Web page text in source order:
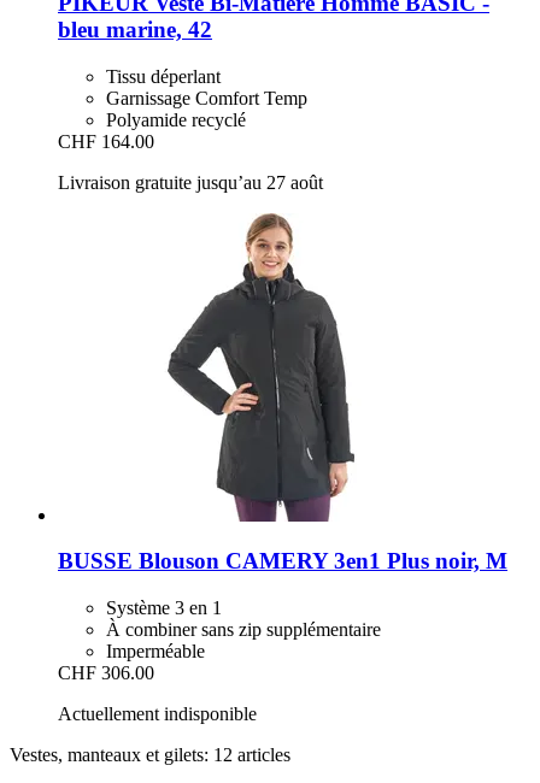
bleu marine, 42
Tissu déperlant
Garnissage Comfort Temp
Polyamide recyclé
CHF 164.00
Livraison gratuite jusqu’au 27 août
BUSSE Blouson CAMERY 3en1 Plus noir, M
Système 3 en 1
À combiner sans zip supplémentaire
Imperméable
CHF 306.00
Actuellement indisponible
Vestes, manteaux et gilets: 12 articles